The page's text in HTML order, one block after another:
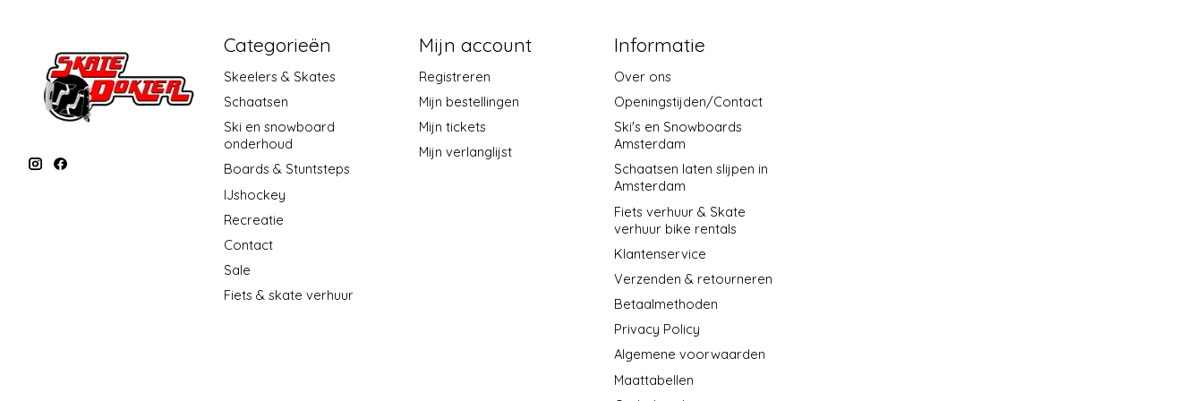
Categorieën
Skeelers & Skates
Schaatsen
Ski en snowboard
onderhoud
Boards & Stuntsteps
IJshockey
Recreatie
Contact
Sale
Fiets & skate verhuur
Mijn account
Registreren
Mijn bestellingen
Mijn tickets
Mijn verlanglijst
Informatie
Over ons
Openingstijden/Contact
Ski's en Snowboards
Amsterdam
Schaatsen laten slijpen in
Amsterdam
Fiets verhuur & Skate
verhuur bike rentals
Klantenservice
Verzenden & retourneren
Betaalmethoden
Privacy Policy
Algemene voorwaarden
Maattabellen